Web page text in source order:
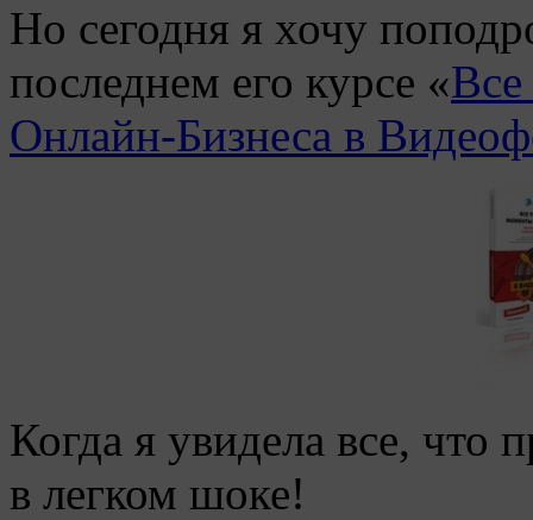
Но сегодня я хочу
последнем его курсе «
Онлайн-Бизнеса в
Когда я увидела все, что
в легком шоке!